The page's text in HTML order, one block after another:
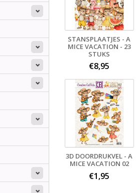
STANSPLAATJES - A
MICE VACATION - 23
STUKS
€8,95
3D DOORDRUKVEL - A
MICE VACATION 02
€1,95